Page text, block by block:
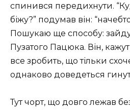
спинився передихнути.
біжу?” подумав він:
Пошукаю ще способу:
Пузатого Пацюка. Він,
все зробить, що тільки
однаково доведеться
Тут чорт, що довго лежав